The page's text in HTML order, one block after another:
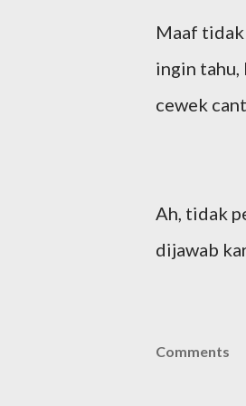
Maaf tidak
ingin tahu,
cewek
Ah, tidak
dijawab
Comments